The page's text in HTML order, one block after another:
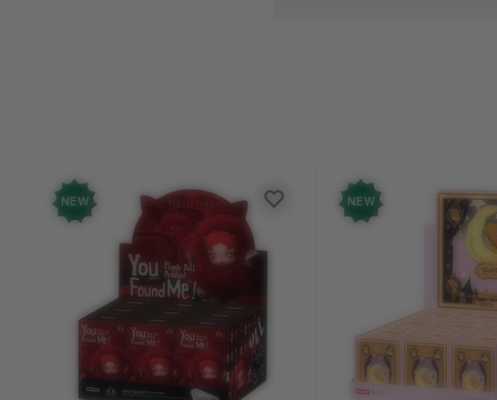
NEW NEW